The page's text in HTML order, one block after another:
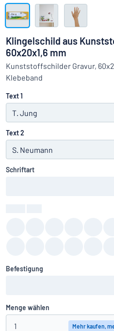
Das Gesuchte nicht gefunden?
Alle Kategorien anzeigen
Einloggen
Kundenservice
Privat
Klingelschild aus
60x20x1,6 mm
Kunststoffschilder Gravur,
Klebeband
Text 1
Text 2
Schriftart
Befestigung
Menge wählen
1 Mehr kaufen,